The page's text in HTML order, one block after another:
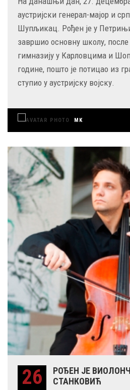
аустријски генерал-мајор и
Шупљикац. Рођен је у
завршио основну школу, после
гимназију у Карловцима и
године, пошто је потицао из
ступио у аустријску војску.
MK
26
РОЂЕН ЈЕ
СТАНКОВИЋ